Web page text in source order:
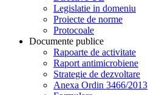
Legislatie in domeniu
Proiecte de norme
Protocoale
Documente publice
Rapoarte de activitate
Raport antimicrobiene
Strategie de dezvoltare
Anexa Ordin 3466/2013